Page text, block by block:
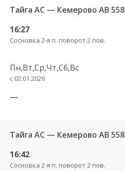
Тайга АС — Кемерово АВ 558
16:27
Сосновка 2-я п. поворот 2 пов.
Пн,Вт,Ср,Чт,Сб,Вс
с 02.01.2026
—
Тайга АС — Кемерово АВ 558
16:42
Сосновка 2-я п. поворот 2 пов.